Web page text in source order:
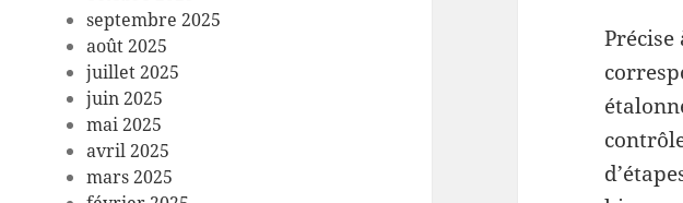
septembre 2025
août 2025
juillet 2025
juin 2025
mai 2025
avril 2025
mars 2025